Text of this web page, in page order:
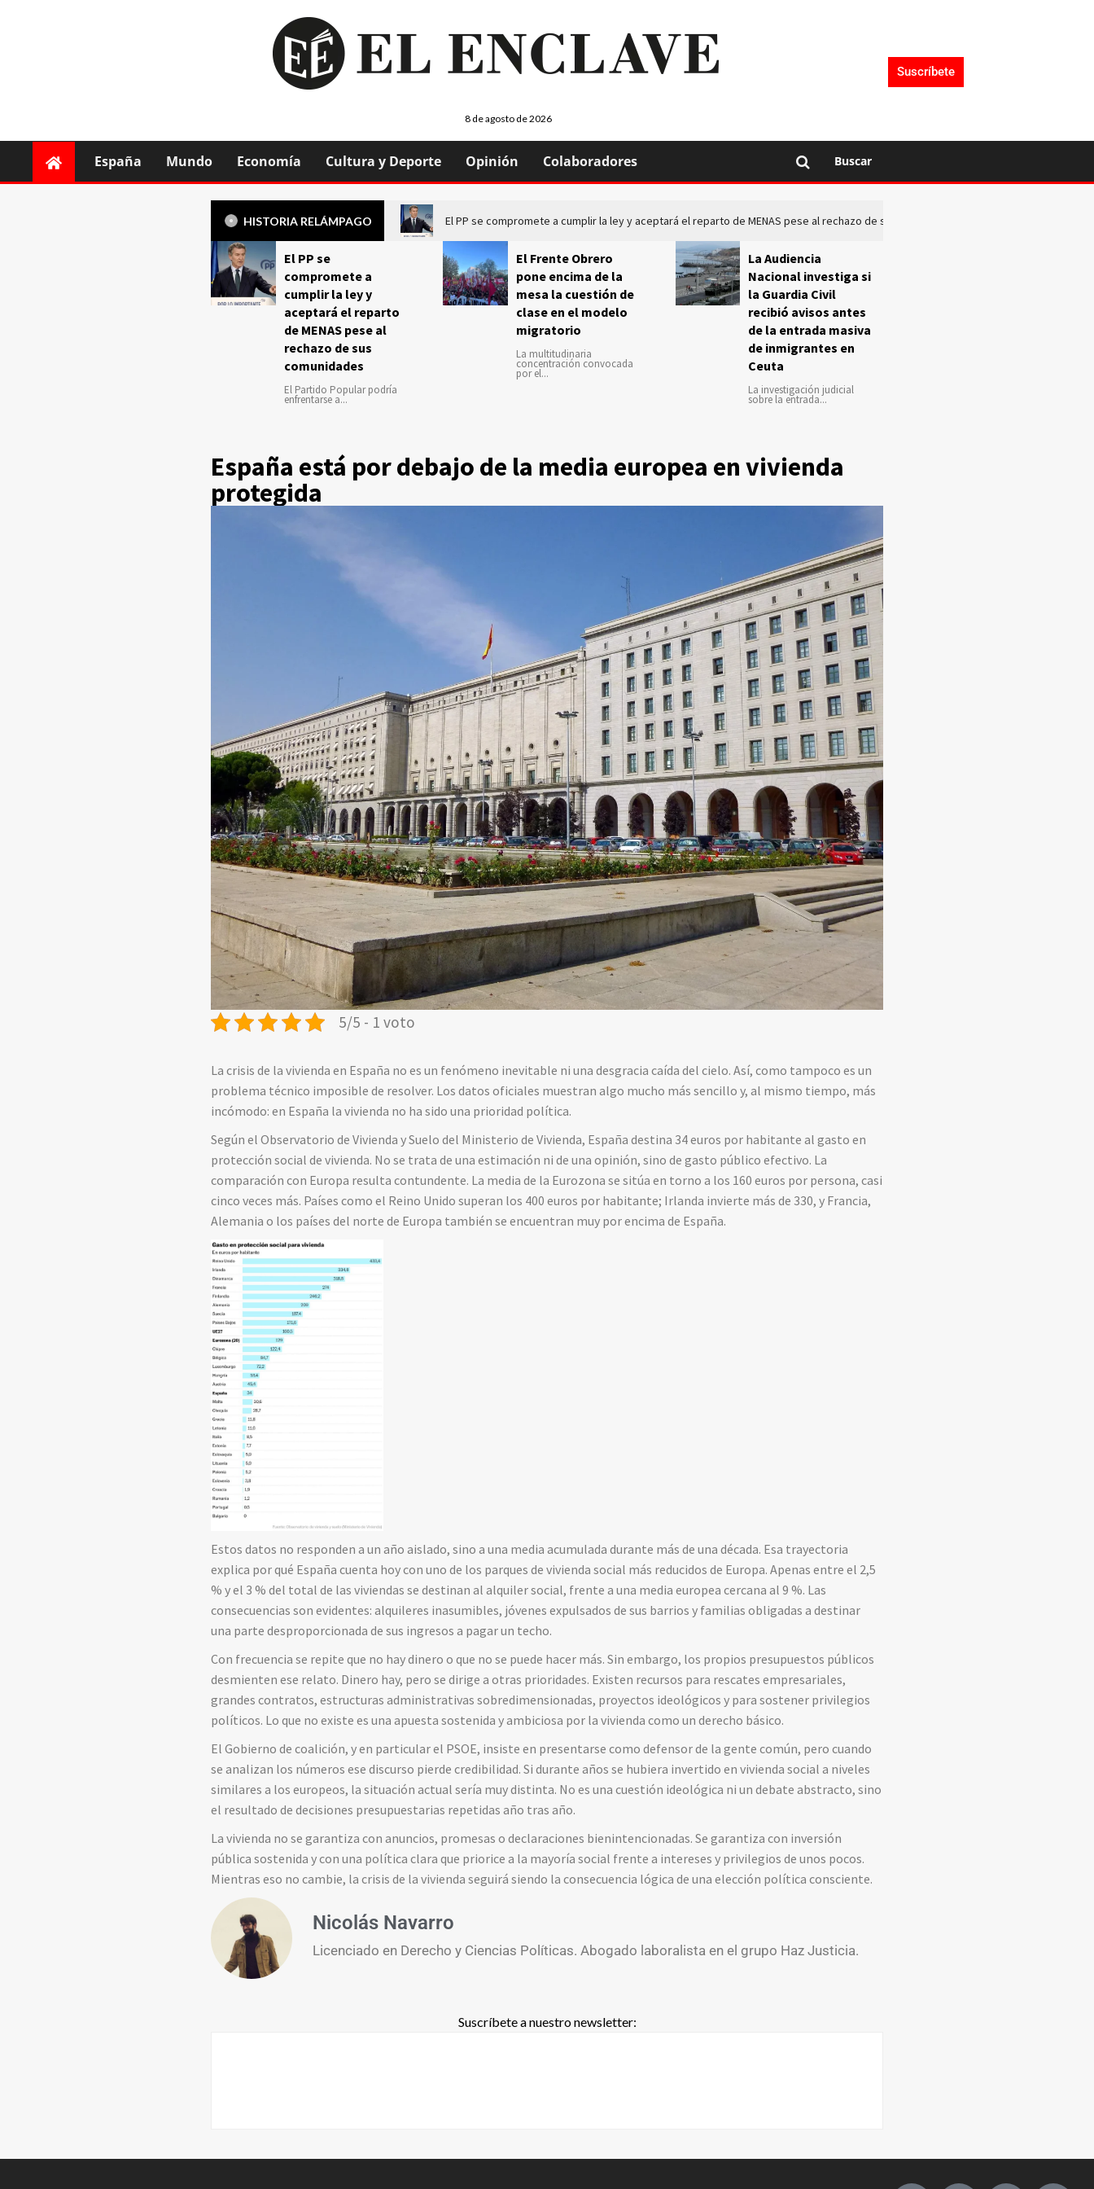
8 de agosto de 2026
Suscríbete
España Mundo Economía Cultura y Deporte Opinión Colaboradores Buscar
HISTORIA RELÁMPAGO El PP se compromete a cumplir la ley y aceptará el reparto de MENAS pese al rechazo de sus comunidades
El PP se
compromete a
cumplir la ley y
aceptará el reparto
de MENAS pese al
rechazo de sus
comunidades
El Partido Popular podría
enfrentarse a...
El Frente Obrero
pone encima de la
mesa la cuestión de
clase en el modelo
migratorio
La multitudinaria
concentración convocada
por el...
La Audiencia
Nacional investiga si
la Guardia Civil
recibió avisos antes
de la entrada masiva
de inmigrantes en
Ceuta
La investigación judicial
sobre la entrada...
España está por debajo de la media europea en vivienda
protegida
5/5 - 1 voto
La crisis de la vivienda en España no es un fenómeno inevitable ni una desgracia caída del cielo. Así, como tampoco es un
problema técnico imposible de resolver. Los datos oficiales muestran algo mucho más sencillo y, al mismo tiempo, más
incómodo: en España la vivienda no ha sido una prioridad política.
Según el Observatorio de Vivienda y Suelo del Ministerio de Vivienda, España destina 34 euros por habitante al gasto en
protección social de vivienda. No se trata de una estimación ni de una opinión, sino de gasto público efectivo. La
comparación con Europa resulta contundente. La media de la Eurozona se sitúa en torno a los 160 euros por persona, casi
cinco veces más. Países como el Reino Unido superan los 400 euros por habitante; Irlanda invierte más de 330, y Francia,
Alemania o los países del norte de Europa también se encuentran muy por encima de España.
Estos datos no responden a un año aislado, sino a una media acumulada durante más de una década. Esa trayectoria
explica por qué España cuenta hoy con uno de los parques de vivienda social más reducidos de Europa. Apenas entre el 2,5
% y el 3 % del total de las viviendas se destinan al alquiler social, frente a una media europea cercana al 9 %. Las
consecuencias son evidentes: alquileres inasumibles, jóvenes expulsados de sus barrios y familias obligadas a destinar
una parte desproporcionada de sus ingresos a pagar un techo.
Con frecuencia se repite que no hay dinero o que no se puede hacer más. Sin embargo, los propios presupuestos públicos
desmienten ese relato. Dinero hay, pero se dirige a otras prioridades. Existen recursos para rescates empresariales,
grandes contratos, estructuras administrativas sobredimensionadas, proyectos ideológicos y para sostener privilegios
políticos. Lo que no existe es una apuesta sostenida y ambiciosa por la vivienda como un derecho básico.
El Gobierno de coalición, y en particular el PSOE, insiste en presentarse como defensor de la gente común, pero cuando
se analizan los números ese discurso pierde credibilidad. Si durante años se hubiera invertido en vivienda social a niveles
similares a los europeos, la situación actual sería muy distinta. No es una cuestión ideológica ni un debate abstracto, sino
el resultado de decisiones presupuestarias repetidas año tras año.
La vivienda no se garantiza con anuncios, promesas o declaraciones bienintencionadas. Se garantiza con inversión
pública sostenida y con una política clara que priorice a la mayoría social frente a intereses y privilegios de unos pocos.
Mientras eso no cambie, la crisis de la vivienda seguirá siendo la consecuencia lógica de una elección política consciente.
Nicolás Navarro
Licenciado en Derecho y Ciencias Políticas. Abogado laboralista en el grupo Haz Justicia.
Suscríbete a nuestro newsletter: